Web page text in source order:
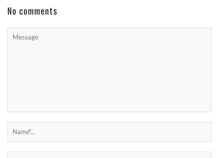
No comments